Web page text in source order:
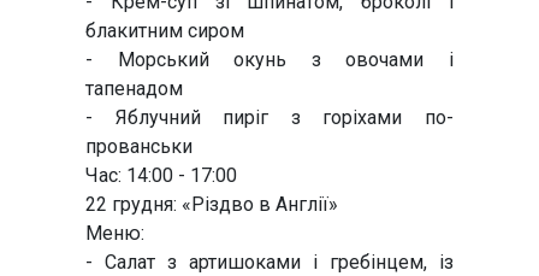
блакитним сиром
- Морський окунь з овочами і
тапенадом
- Яблучний пиріг з горіхами по-
прованськи
Час: 14:00 - 17:00
22 грудня: «Різдво в Англії»
Меню:
- Салат з артишоками і гребінцем, із